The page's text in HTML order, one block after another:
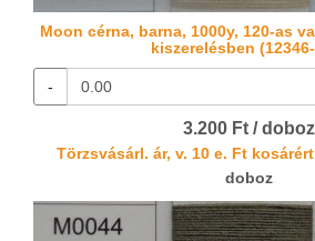
Moon cérna, barna, 1000y, 120-as
kiszerelésben
-
3.200 Ft / doboz
Törzsvásárl. ár, v. 10 e. Ft
doboz